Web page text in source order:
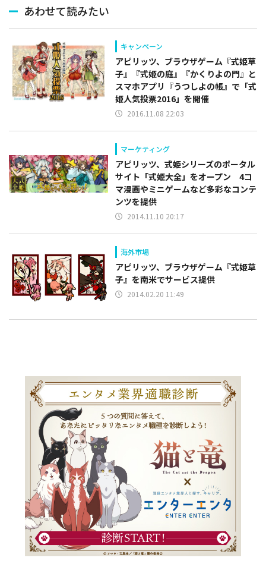
あわせて読みたい
キャンペーン
アピリッツ、ブラウザゲーム『式姫草
子』『式姫の庭』『かくりよの門』と
スマホアプリ『うつしよの帳』で「式
姫人気投票2016」を開催
2016.11.08 22:03
マーケティング
アピリッツ、式姫シリーズのポータル
サイト「式姫大全」をオープン 4コ
マ漫画やミニゲームなど多彩なコンテ
ンツを提供
2014.11.10 20:17
海外市場
アピリッツ、ブラウザゲーム『式姫草
子』を南米でサービス提供
2014.02.20 11:49